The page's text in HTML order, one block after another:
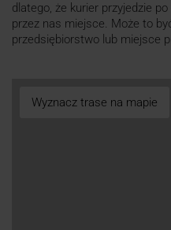
dlatego, że kurier przyjedzie
przez nas miejsce. Może to
przedsiębiorstwo lub miejsce
Wyznacz trase na mapie